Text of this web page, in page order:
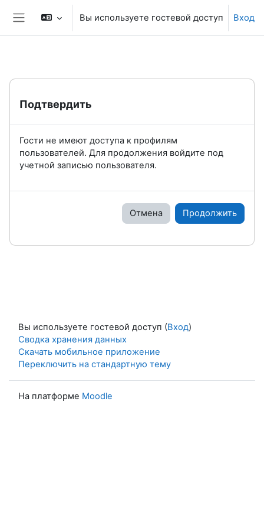
Перейти к основному содержанию
Боковая панель
Вы используете гостевой доступ Вход
Подтвердить
Гости не имеют доступа к профилям
пользователей. Для продолжения войдите под
учетной записью пользователя.
Отмена Продолжить
Вы используете гостевой доступ (Вход)
Сводка хранения данных
Скачать мобильное приложение
Переключить на стандартную тему
На платформе Moodle